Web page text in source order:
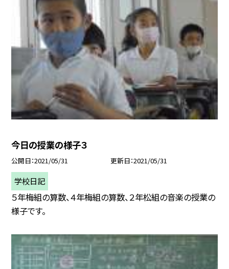
今日の授業の様子３
公開日 2021/05/31 更新日 2021/05/31
学校日記
５年梅組の算数、４年梅組の算数、２年松組の音楽の授業の
様子です。